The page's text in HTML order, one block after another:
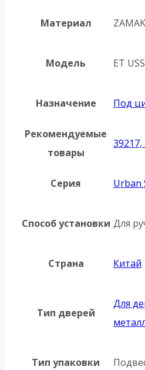
Материал ZAMAK
Модель ET USS
Назначение Под
Рекомендуемые
товары
39217,
Серия Urban
Способ установки Для
Страна Китай
Тип дверей
Для
Тип упаковки